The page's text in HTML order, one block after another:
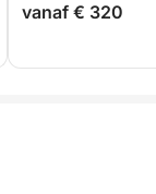
vanaf € 320